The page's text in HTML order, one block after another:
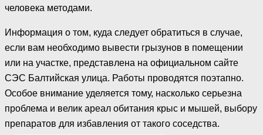
человека методами.
Информация о том, куда следует обратиться в случае,
если вам необходимо вывести грызунов в помещении
или на участке, представлена на официальном сайте
СЭС Балтийская улица. Работы проводятся поэтапно.
Особое внимание уделяется тому, насколько серьезна
проблема и велик ареал обитания крыс и мышей, выбору
препаратов для избавления от такого соседства.